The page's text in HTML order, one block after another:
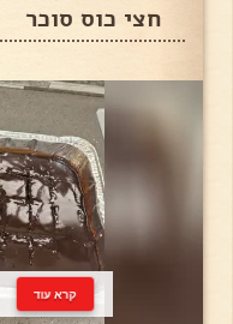
חצי כוס סוכר
קרא עוד